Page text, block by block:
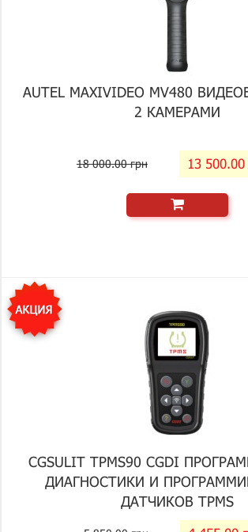
AUTEL MAXIVIDEO MV480
2 КАМЕРАМИ
18 000.00 грн 13 500.00
CGSULIT TPMS90 CGDI
ДИАГНОСТИКИ И
ДАТЧИКОВ TPMS